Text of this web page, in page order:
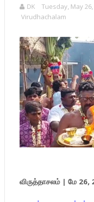
DK Tuesday, May 26,
Virudhachalam
விருத்தாசலம் | மே 26,